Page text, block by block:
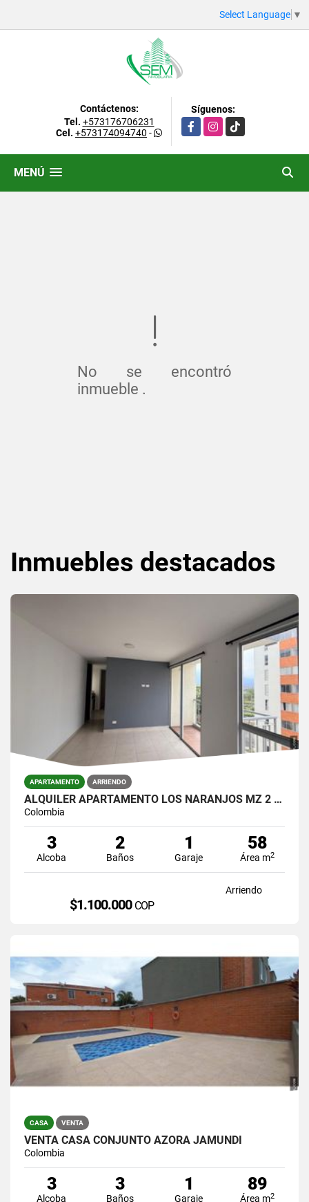
Select Language ▼
Contáctenos:
Tel. +573176706231
Cel. +573174094740 -
Síguenos:
FacebookInstagram
TikTok
MENÚ
No se encontró
inmueble .
Inmuebles destacados
APARTAMENTO ARRIENDO
ALQUILER APARTAMENTO LOS NARANJOS MZ 2 JAMUNDI
Colombia
3
Alcoba
2
Baños
1
Garaje
58
Área m2
Arriendo
$1.100.000 COP
CASA VENTA
VENTA CASA CONJUNTO AZORA JAMUNDI
Colombia
3
Alcoba
3
Baños
1
Garaje
89
Área m2